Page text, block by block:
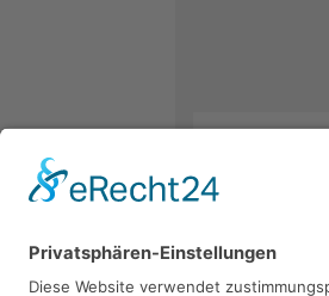
Kontakt
Newsletter
Impressum